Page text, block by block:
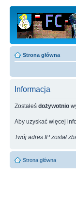
Strona główna
Informacja
Zostałeś dożywotnio
Aby uzyskać więcej
Twój adres IP został
Strona główna